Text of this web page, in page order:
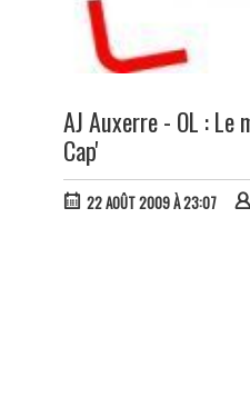
AJ Auxerre - OL : Le
Cap'
22 AOÛT 2009 À 23:07